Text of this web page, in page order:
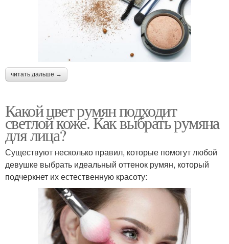
читать дальше →
Какой цвет румян подходит
светлой коже. Как выбрать румяна
для лица?
Существуют несколько правил, которые помогут любой
девушке выбрать идеальный оттенок румян, который
подчеркнет их естественную красоту: